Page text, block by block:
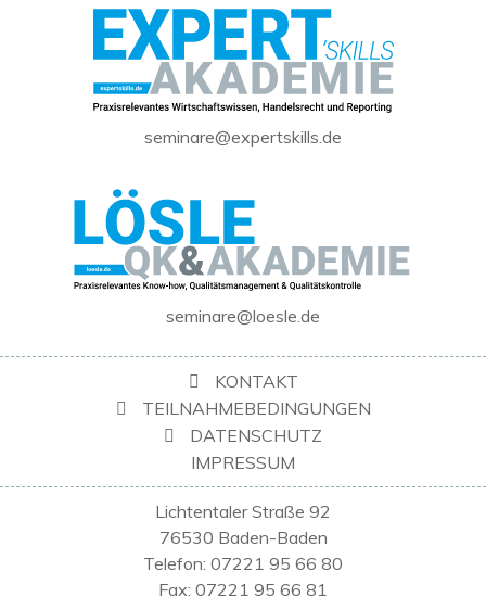
seminare@expertskills.de
seminare@loesle.de
KONTAKT
TEILNAHMEBEDINGUNGEN
DATENSCHUTZ
IMPRESSUM
Lichtentaler Straße 92
76530 Baden-Baden
Telefon: 07221 95 66 80
Fax: 07221 95 66 81